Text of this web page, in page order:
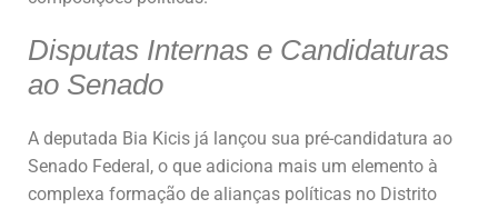
Disputas Internas e Candidaturas
ao Senado
A deputada Bia Kicis já lançou sua pré-candidatura ao
Senado Federal, o que adiciona mais um elemento à
complexa formação de alianças políticas no Distrito